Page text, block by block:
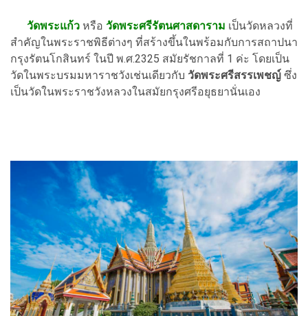
วัดพระแก้ว หรือ วัดพระศรีรัตนศาสดาราม เป็นวัดหลวงที่
สำคัญในพระราชพิธีต่างๆ ที่สร้างขึ้นในพร้อมกับการสถาปนา
กรุงรัตนโกสินทร์ ในปี พ.ศ.2325 สมัยรัชกาลที่ 1 ค่ะ โดยเป็น
วัดในพระบรมมหาราชวังเช่นเดียวกับ วัดพระศรีสรรเพชญ์ ซึ่ง
เป็นวัดในพระราชวังหลวงในสมัยกรุงศรีอยุธยานั่นเอง